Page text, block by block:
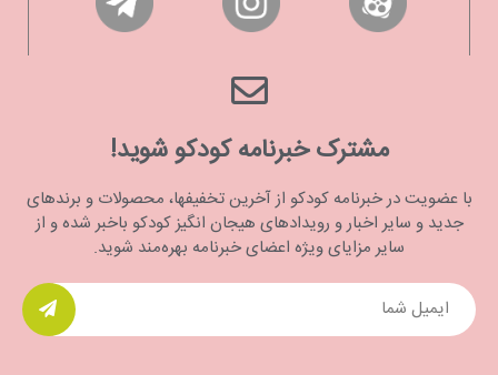
مشترک خبرنامه کودکو شوید!
با عضویت در خبرنامه کودکو از آخرین تخفیفها، محصولات و برندهای
جدید و سایر اخبار و رویدادهای هیجان انگیز کودکو باخبر شده و از
سایر مزایای ویژه اعضای خبرنامه بهره‌مند شوید.